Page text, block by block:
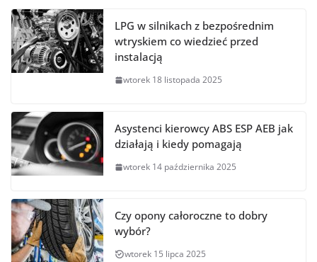
LPG w silnikach z bezpośrednim
wtryskiem co wiedzieć przed
instalacją
wtorek 18 listopada 2025
Asystenci kierowcy ABS ESP AEB jak
działają i kiedy pomagają
wtorek 14 października 2025
Czy opony całoroczne to dobry
wybór?
wtorek 15 lipca 2025